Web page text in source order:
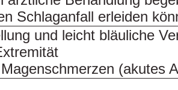
Schlaganfall erleiden
und leicht bläuliche
(akutes